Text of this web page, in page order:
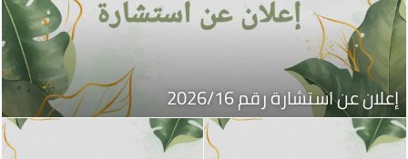
إعلان عن استشارة رقم 2026/16